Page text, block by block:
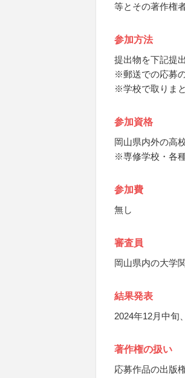
等とその著作権
参加方法
提出物を下記提
※郵送での応募
※学校で取りま
参加資格
岡山県内外の高
※専修学校・各
参加費
無し
審査員
岡山県内の大学
結果発表
2024年12月中旬
著作権の扱い
応募作品の出版